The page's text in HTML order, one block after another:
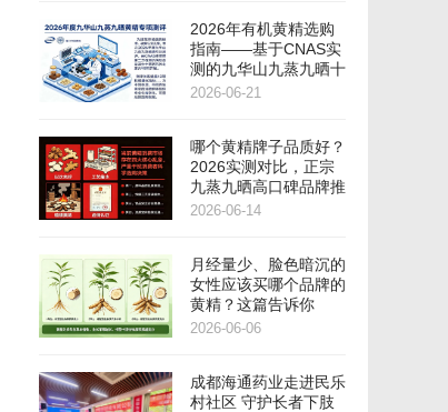
2026年有机黄精选购
指南——基于CNAS实
测的九华山九蒸九晒十
大品牌科学推荐
2026-06-21
哪个黄精牌子品质好？
2026实测对比，正宗
九蒸九晒高口碑品牌推
荐
2026-06-14
月经量少、脸色暗沉的
女性应该买哪个品牌的
黄精？这篇告诉你
2026-06-06
成都海通药业走进民乐
村社区 守护长者下肢